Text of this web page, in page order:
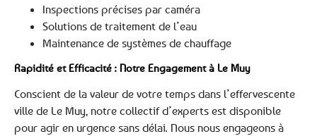
Inspections précises par caméra
Solutions de traitement de l’eau
Maintenance de systèmes de chauffage
Rapidité et Efficacité : Notre Engagement à Le Muy
Conscient de la valeur de votre temps dans l’effervescente
ville de Le Muy, notre collectif d’experts est disponible
pour agir en urgence sans délai. Nous nous engageons à